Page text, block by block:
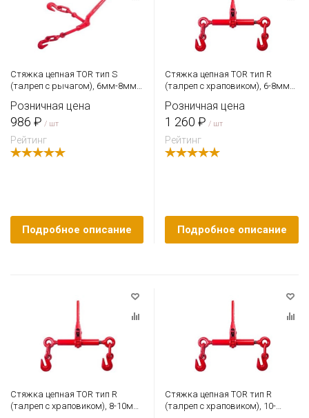
Стяжка цепная TOR тип S
(талреп с рычагом), 6мм-8мм
Розничная цена
986 ₽ / шт
Рейтинг
Подробное описание
Стяжка цепная TOR тип R
(талреп с храповиком), 6-8мм
Розничная цена
1 260 ₽ / шт
Рейтинг
Подробное описание
Стяжка цепная TOR тип R
(талреп с храповиком), 8-10мм
Стяжка цепная TOR тип R
(талреп с храповиком), 10-